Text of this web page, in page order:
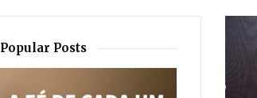
Popular Posts